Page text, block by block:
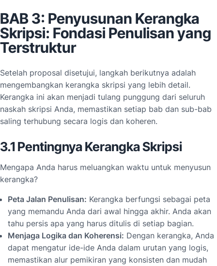
BAB 3: Penyusunan Kerangka
Skripsi: Fondasi Penulisan yang
Terstruktur
Setelah proposal disetujui, langkah berikutnya adalah
mengembangkan kerangka skripsi yang lebih detail.
Kerangka ini akan menjadi tulang punggung dari seluruh
naskah skripsi Anda, memastikan setiap bab dan sub-bab
saling terhubung secara logis dan koheren.
3.1 Pentingnya Kerangka Skripsi
Mengapa Anda harus meluangkan waktu untuk menyusun
kerangka?
Peta Jalan Penulisan: Kerangka berfungsi sebagai peta
yang memandu Anda dari awal hingga akhir. Anda akan
tahu persis apa yang harus ditulis di setiap bagian.
Menjaga Logika dan Koherensi: Dengan kerangka, Anda
dapat mengatur ide-ide Anda dalam urutan yang logis,
memastikan alur pemikiran yang konsisten dan mudah